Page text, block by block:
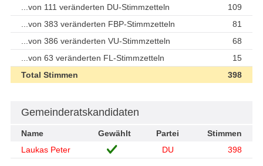
...von 111 veränderten DU-Stimmzetteln
109
...von 383 veränderten FBP-Stimmzetteln
81
...von 386 veränderten VU-Stimmzetteln
68
...von 63 veränderten FL-Stimmzetteln
15
Total Stimmen
398
Gemeinderatskandidaten
Name Gewählt Partei
Stimmen
Laukas Peter
DU 398